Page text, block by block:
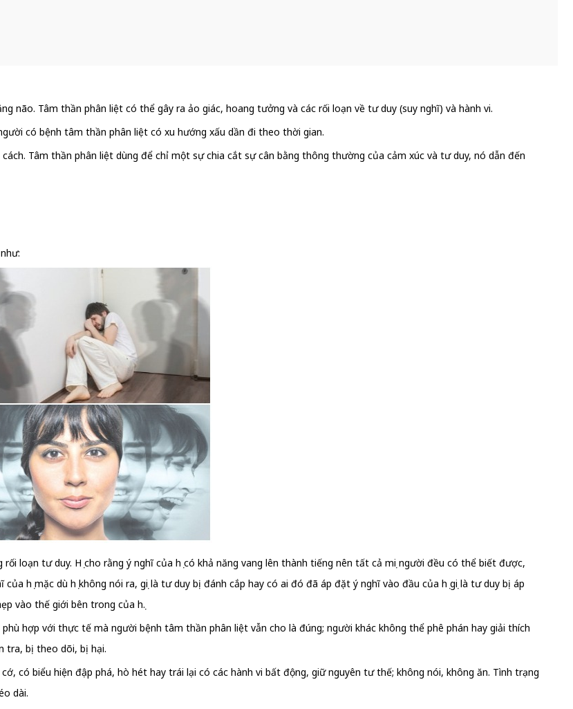
não. Tâm thần phân liệt có thể gây ra ảo giác, hoang tưởng và các rối loạn về tư duy (suy nghĩ) và hành vi.
có bệnh tâm thần phân liệt có xu hướng xấu dần đi theo thời gian.
Tâm thần phân liệt dùng để chỉ một sự chia cắt sự cân bằng thông thường của cảm xúc và tư duy, nó dẫn đến
loạn tư duy. Họ cho rằng ý nghĩ của họ có khả năng vang lên thành tiếng nên tất cả mọi người đều có thể biết được,
họ mặc dù họ không nói ra, gọi là tư duy bị đánh cắp hay có ai đó đã áp đặt ý nghĩ vào đầu của họ gọi là tư duy bị áp
vào thế giới bên trong của họ.
hợp với thực tế mà người bệnh tâm thần phân liệt vẫn cho là đúng; người khác không thể phê phán hay giải thích
tra, bị theo dõi, bị hại.
có biểu hiện đập phá, hò hét hay trái lại có các hành vi bất động, giữ nguyên tư thế; không nói, không ăn. Tình trạng
dài.